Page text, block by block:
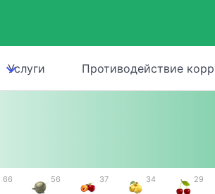
Услуги Противодействие
66 56 37 34 29